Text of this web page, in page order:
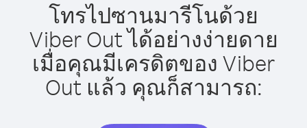
โทรไปซานมารีโนด้วย
Viber Out ได้อย่างง่ายดาย
เมื่อคุณมีเครดิตของ Viber
Out แล้ว คุณก็สามารถ: